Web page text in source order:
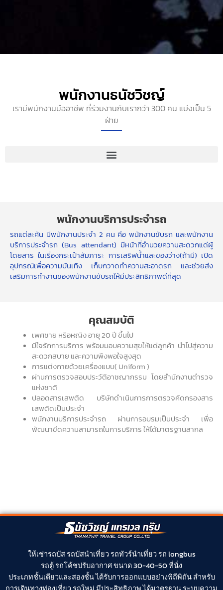
พนักงานธนัชวิชญ์
เรามีพนักงานมืออาชีพ ที่ร่วมงานกับเรากว่า 300 คน แบ่งเป็น 5
ฝ่าย
พนักงานบริการประจำรถ
รถแต่ละคัน มีพนักงานประจำ 2 คน คือ พนักงานขับรถ และพนักงาน
บริการประจำรถ (Bus attendant) มีหน้าที่อำนวยความสะดวกแด่ผู้
โดยสาร ในเรื่องกระเป๋าสัมภาระ การเสริฟน้ำและของว่าง(ถ้ามี) เปิด
อุปกรณ์เพื่อความบันเทิง เก็บกวาดทำความสะอาดรถ และช่วยส่ง
เสริมการทำงานของพนักงานขับรถให้มีประสิทธิภาพดีที่สุด
คุณสมบัติ
เพศชาย หรือหญิง อายุ 20 ปี ขึ้นไป
มีใจรักการบริการ พร้อมมอบความสุขให้แด่ลูกค้า นำไปสู่ความ
สะดวกสบาย และความพึงพอใจสูงสุด
การแต่งกายด้วยเครื่องแบบ( Uniform )
ผ่านการตรวจสอบประวัติอาชญากรรม โดยสำนักงานตำรวจ
แห่งชาติ
ปลอดสารเสพติด บริษัทดำเนินการการตรวจคัดกรองสาร
เสพติดเป็นประจำ
พนักงานบริการประจำรถ ผ่านการอบรมเป็นประจำ เพื่อ
พัฒนาขีดความสามารถในการบริการ ให้ได้มาตรฐานสากล
ให้เช่ารถบัสรถบัสนำเที่ยวรถทัวร์นำเที่ยวรถ longbus
รถตู้รถโค้ชปรับอากาศ ขนาด 30-40-50 ที่นั่ง
ประเภทชั้นเดียวและสองชั้น ได้รับการออกแบบอย่างพิถีพิถัน สำหรับ